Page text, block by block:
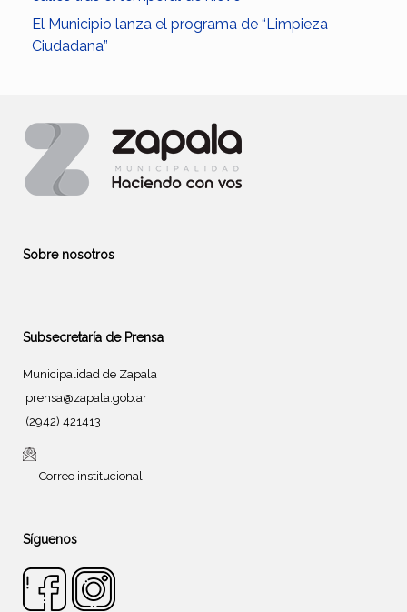
El Municipio lanza el programa de “Limpieza
Ciudadana”
Sobre nosotros
Subsecretaría de Prensa
Municipalidad de Zapala
prensa@zapala.gob.ar
(2942) 421413
Correo institucional
Síguenos